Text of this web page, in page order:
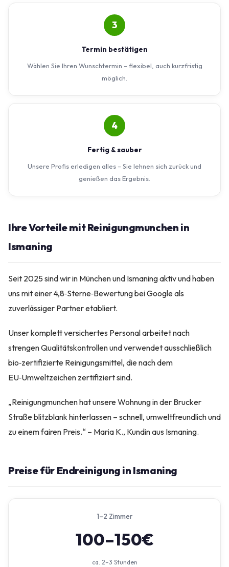
3
Termin bestätigen
Wählen Sie Ihren Wunschtermin – flexibel, auch kurzfristig
möglich.
4
Fertig & sauber
Unsere Profis erledigen alles – Sie lehnen sich zurück und
genießen das Ergebnis.
Ihre Vorteile mit Reinigungmunchen in
Ismaning
Seit 2025 sind wir in München und Ismaning aktiv und haben
uns mit einer 4,8‑Sterne‑Bewertung bei Google als
zuverlässiger Partner etabliert.
Unser komplett versichertes Personal arbeitet nach
strengen Qualitätskontrollen und verwendet ausschließlich
bio‑zertifizierte Reinigungsmittel, die nach dem
EU‑Umweltzeichen zertifiziert sind.
„Reinigungmunchen hat unsere Wohnung in der Brucker
Straße blitzblank hinterlassen – schnell, umweltfreundlich und
zu einem fairen Preis.“ – Maria K., Kundin aus Ismaning.
Preise für Endreinigung in Ismaning
1–2 Zimmer
100–150€
ca. 2–3 Stunden